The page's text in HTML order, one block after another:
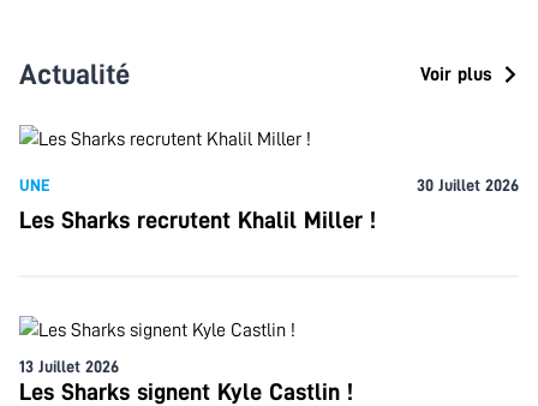
Actualité Voir plus
UNE 30 Juillet 2026
Les Sharks recrutent Khalil Miller !
13 Juillet 2026
Les Sharks signent Kyle Castlin !